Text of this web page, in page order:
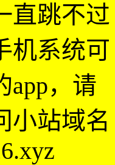
直跳不过
机系统可
app，请
小站域名